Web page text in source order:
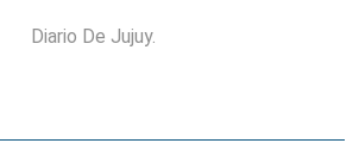
Jujuy Ahora!
Diario De Jujuy.